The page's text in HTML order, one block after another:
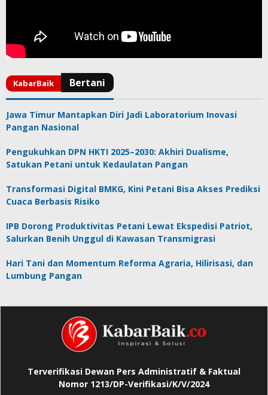
Jawa Timur Mantapkan Diri Jadi Laboratorium Inovasi
Pangan Nasional
Pengukuhkan DPN HKTI 2025–2030: Akhiri Dualisme,
Satukan Petani untuk Kedaulatan Pangan
Transformasi Digital BMKG, Kini Petani Bisa Akses Prediksi
Cuaca Berbasis Risiko
IPB Dorong Produktivitas Petani Lewat Ekspedisi Patriot,
Salurkan Benih Unggul di Kawasan Transmigrasi
Hari Tani dan Momentum Reforma Agraria, Hilirisasi, dan
Lumbung Pangan
Terverifikasi Dewan Pers Administratif & Faktual
Nomor 1213/DP-Verifikasi/K/V/2024